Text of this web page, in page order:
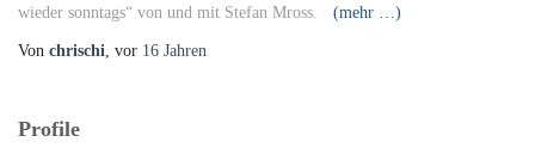
wieder sonntags“ von und mit Stefan Mross.
(mehr …)
Von chrischi, vor 16 Jahren
Profile